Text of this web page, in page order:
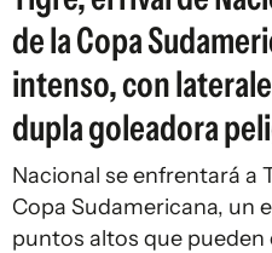
de la Copa
intenso, con
dupla goleadora
Nacional se enfrentará a
Copa Sudamericana, un
puntos altos que